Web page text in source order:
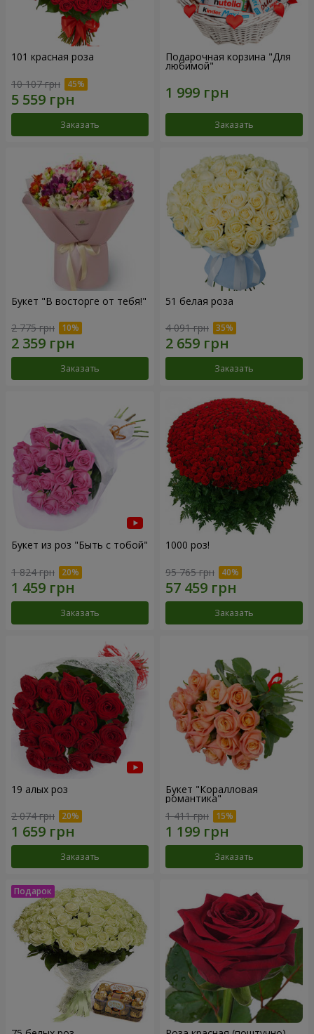
101 красная роза
10 107 грн
Заказать
Подарочная корзина "Для
любимой"
Заказать
Букет "В восторге от тебя!"
2 775 грн
Заказать
51 белая роза
4 091 грн
Заказать
Букет из роз "Быть с тобой"
1 824 грн
Заказать
1000 роз!
95 765 грн
Заказать
19 алых роз
2 074 грн
Заказать
Букет "Коралловая
романтика"
1 411 грн
Заказать